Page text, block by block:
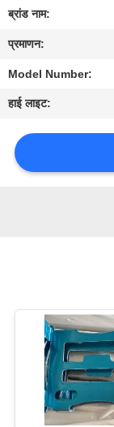
का
दौरा
गुणवत्ता
हमसे
मांगें
साइटमैप
PRIVACY
ब्रांड नाम:
प्रमाणन:
Model Number:
हाई लाइट: